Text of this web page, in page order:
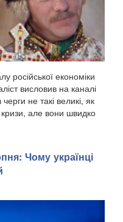
російської економіки
висловив на каналі
не такі великі, як
але вони швидко
Чому українці